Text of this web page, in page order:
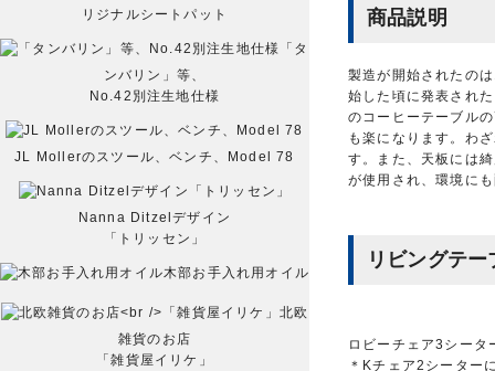
商品説明
製造が開始されたの
始した頃に発表され
のコーヒーテーブル
も楽になります。わ
す。また、天板には
が使用され、環境に
リビングテ
ロビーチェア3シータ
＊Kチェア2シーター
リジナルシートパット
「タ
ンバリン」等、
No.42別注生地仕様
JL Mollerのスツール、ベンチ、Model 78
Nanna Ditzelデザイン
「トリッセン」
木部お手入れ用オイル
北欧
雑貨のお店
「雑貨屋イリケ」